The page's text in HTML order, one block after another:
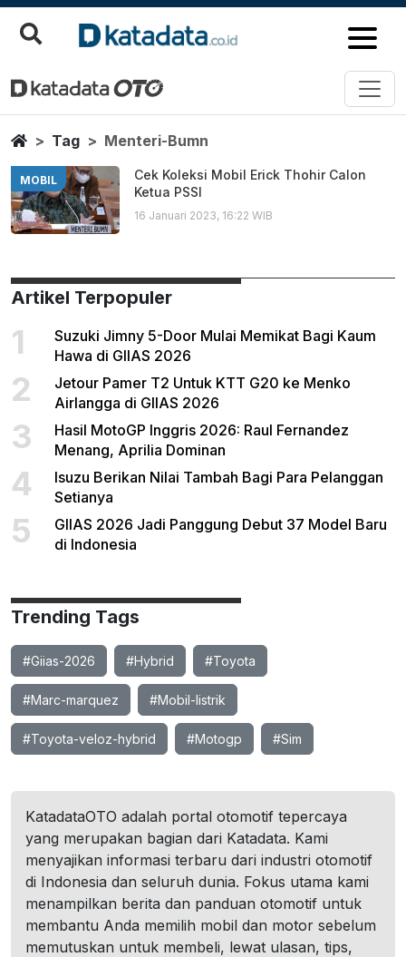
Menteri Bumn
Berita Terbaru
HomeTag Menteri-Bumn
MOBIL
Cek Koleksi Mobil Erick Thohir Calon
Ketua PSSI
16 Januari 2023, 16:22 WIB
Artikel Terpopuler
1
Suzuki Jimny 5-Door Mulai Memikat Bagi Kaum
Hawa di GIIAS 2026
2
Jetour Pamer T2 Untuk KTT G20 ke Menko
Airlangga di GIIAS 2026
3
Hasil MotoGP Inggris 2026: Raul Fernandez
Menang, Aprilia Dominan
4
Isuzu Berikan Nilai Tambah Bagi Para Pelanggan
Setianya
5
GIIAS 2026 Jadi Panggung Debut 37 Model Baru
di Indonesia
Trending Tags
#Giias-2026 #Hybrid #Toyota
#Marc-marquez #Mobil-listrik
#Toyota-veloz-hybrid #Motogp #Sim
KatadataOTO adalah portal otomotif tepercaya
yang merupakan bagian dari Katadata. Kami
menyajikan informasi terbaru dari industri otomotif
di Indonesia dan seluruh dunia. Fokus utama kami
menampilkan berita dan panduan otomotif untuk
membantu Anda memilih mobil dan motor sebelum
memutuskan untuk membeli, lewat ulasan, tips,